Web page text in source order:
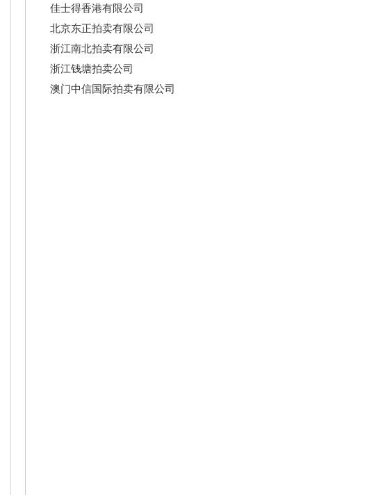
佳士得香港有限公司
北京东正拍卖有限公司
浙江南北拍卖有限公司
浙江钱塘拍卖公司
澳门中信国际拍卖有限公司